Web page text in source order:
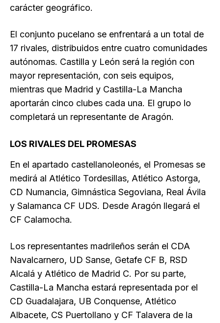
carácter geográfico.
El conjunto pucelano se enfrentará a un total de
17 rivales, distribuidos entre cuatro comunidades
autónomas. Castilla y León será la región con
mayor representación, con seis equipos,
mientras que Madrid y Castilla-La Mancha
aportarán cinco clubes cada una. El grupo lo
completará un representante de Aragón.
LOS RIVALES DEL PROMESAS
En el apartado castellanoleonés, el Promesas se
medirá al Atlético Tordesillas, Atlético Astorga,
CD Numancia, Gimnástica Segoviana, Real Ávila
y Salamanca CF UDS. Desde Aragón llegará el
CF Calamocha.
Los representantes madrileños serán el CDA
Navalcarnero, UD Sanse, Getafe CF B, RSD
Alcalá y Atlético de Madrid C. Por su parte,
Castilla-La Mancha estará representada por el
CD Guadalajara, UB Conquense, Atlético
Albacete, CS Puertollano y CF Talavera de la